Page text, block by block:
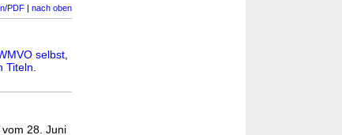
PDF | nach oben
selbst
Titeln
28. Juni